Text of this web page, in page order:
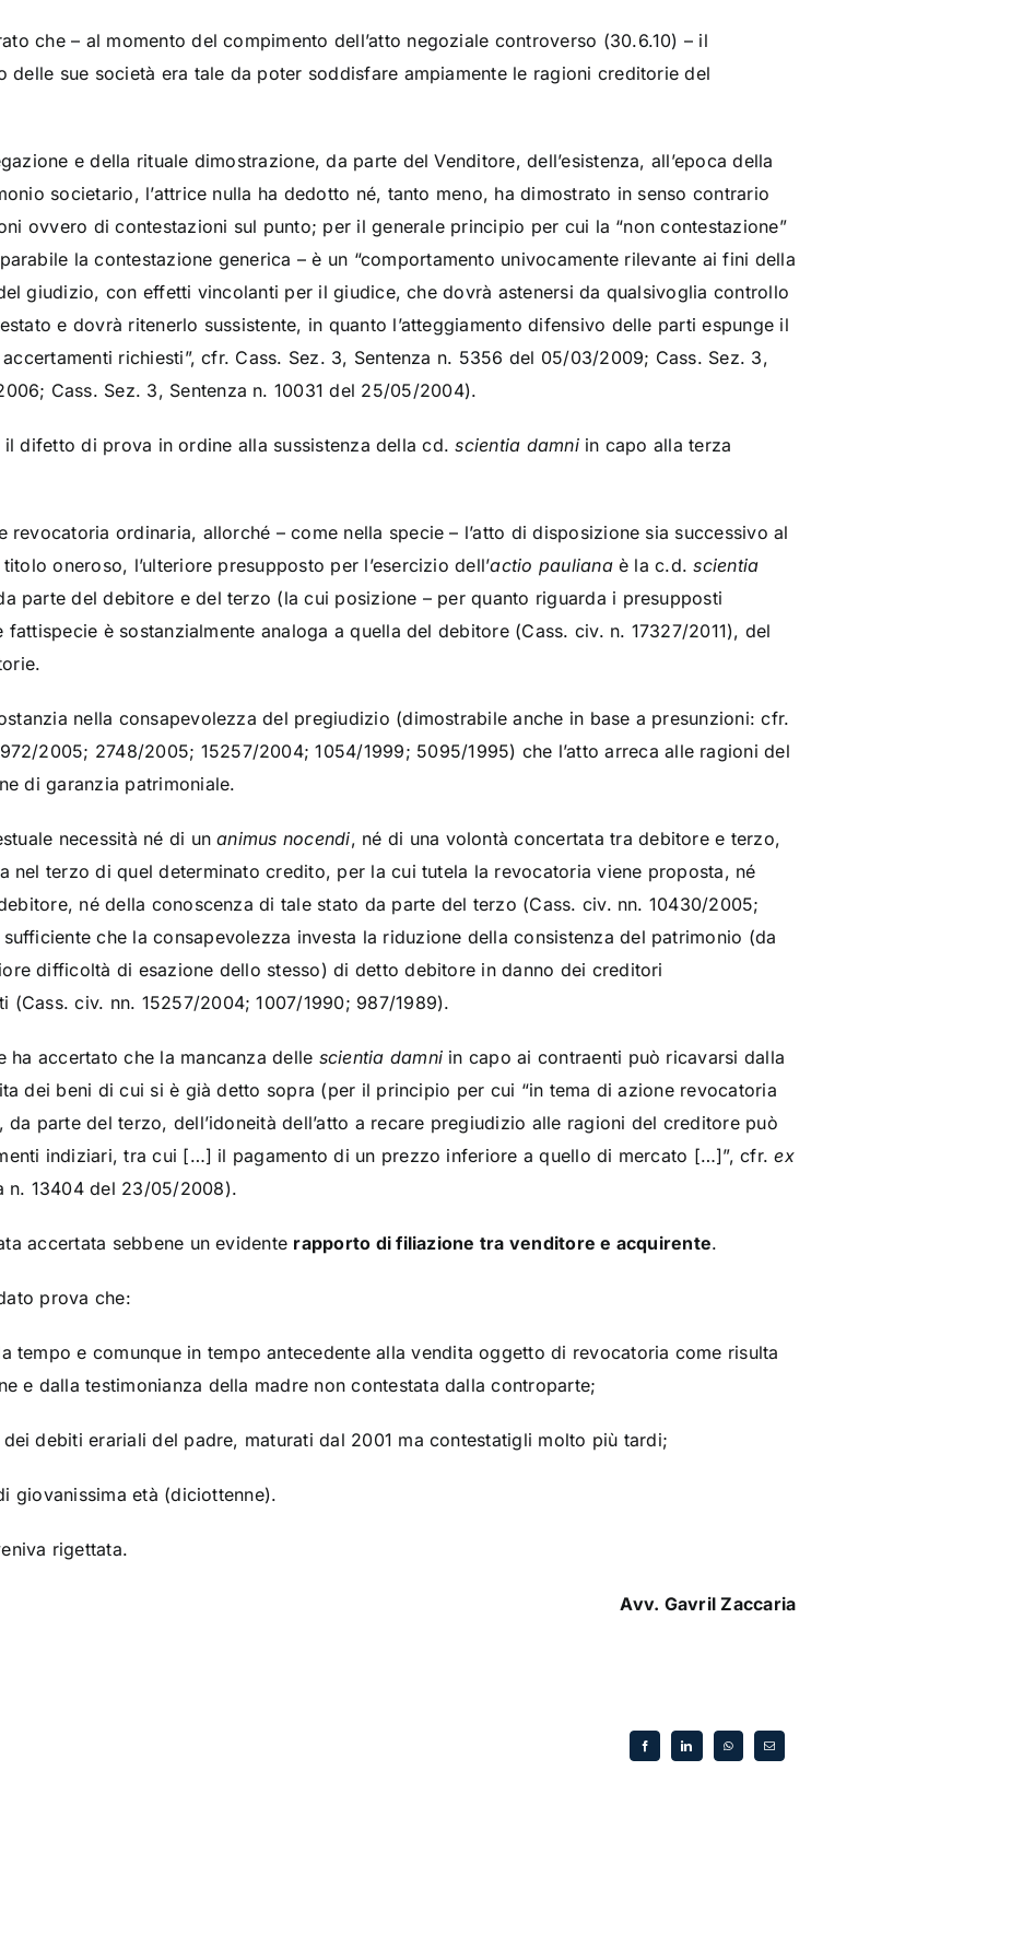
che – al momento del compimento dell’atto negoziale controverso (30.6.10) – il
delle sue società era tale da poter soddisfare ampiamente le ragioni creditorie del
e della rituale dimostrazione, da parte del Venditore, dell’esistenza, all’epoca della
societario, l’attrice nulla ha dedotto né, tanto meno, ha dimostrato in senso contrario
ovvero di contestazioni sul punto; per il generale principio per cui la “non contestazione”
la contestazione generica – è un “comportamento univocamente rilevante ai fini della
giudizio, con effetti vincolanti per il giudice, che dovrà astenersi da qualsivoglia controllo
e dovrà ritenerlo sussistente, in quanto l’atteggiamento difensivo delle parti espunge il
richiesti”, cfr. Cass. Sez. 3, Sentenza n. 5356 del 05/03/2009; Cass. Sez. 3,
Cass. Sez. 3, Sentenza n. 10031 del 25/05/2004).
il difetto di prova in ordine alla sussistenza della cd.scientia damni in capo alla terza
revocatoria ordinaria, allorché – come nella specie – l’atto di disposizione sia successivo al
oneroso, l’ulteriore presupposto per l’esercizio dell’actio paulianaè la c.d.scientia
parte del debitore e del terzo (la cui posizione – per quanto riguarda i presupposti
fattispecie è sostanzialmente analoga a quella del debitore (Cass. civ. n. 17327/2011), del
nella consapevolezza del pregiudizio (dimostrabile anche in base a presunzioni: cfr.
2005; 2748/2005; 15257/2004; 1054/1999; 5095/1995) che l’atto arreca alle ragioni del
di garanzia patrimoniale.
necessità né di unanimus nocendi, né di una volontà concertata tra debitore e terzo,
nel terzo di quel determinato credito, per la cui tutela la revocatoria viene proposta, né
né della conoscenza di tale stato da parte del terzo (Cass. civ. nn. 10430/2005;
che la consapevolezza investa la riduzione della consistenza del patrimonio (da
difficoltà di esazione dello stesso) di detto debitore in danno dei creditori
(Cass. civ. nn. 15257/2004; 1007/1990; 987/1989).
ha accertato che la mancanza delle scientia damni in capo ai contraenti può ricavarsi dalla
dei beni di cui si è già detto sopra (per il principio per cui “in tema di azione revocatoria
parte del terzo, dell’idoneità dell’atto a recare pregiudizio alle ragioni del creditore può
indiziari, tra cui […] il pagamento di un prezzo inferiore a quello di mercato […]”, cfr.ex
n. 13404 del 23/05/2008).
accertata sebbene un evidente rapporto di filiazione tra venditore e acquirente.
prova che:
tempo e comunque in tempo antecedente alla vendita oggetto di revocatoria come risulta
e dalla testimonianza della madre non contestata dalla controparte;
debiti erariali del padre, maturati dal 2001 ma contestatigli molto più tardi;
giovanissima età (diciottenne).
rigettata.
Avv. Gavril Zaccaria